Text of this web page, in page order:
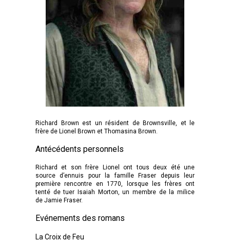
Richard Brown est un résident de Brownsville, et le
frère de Lionel Brown et Thomasina Brown.
Antécédents personnels
Richard et son frère Lionel ont tous deux été une
source d’ennuis pour la famille Fraser depuis leur
première rencontre en 1770, lorsque les frères ont
tenté de tuer Isaiah Morton, un membre de la milice
de Jamie Fraser.
Evénements des romans
La Croix de Feu